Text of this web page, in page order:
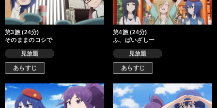
第3旅 (24分)
そのままのコシで
見放題
あらすじ
第4旅 (24分)
ふ、ばいざしー
見放題
あらすじ